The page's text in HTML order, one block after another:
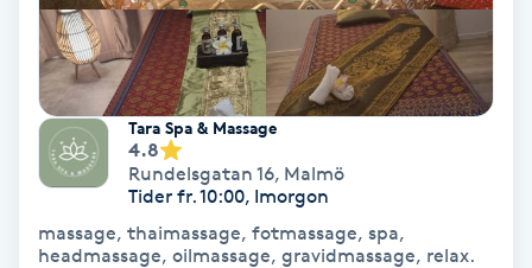
Celluliter
Coachning
Tara Spa & Massage
4.8
Rundelsgatan 16, Malmö
Tider fr. 10:00, Imorgon
massage, thaimassage, fotmassage, spa,
headmassage, oilmassage, gravidmassage, relax.